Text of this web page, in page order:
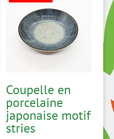
Coupelle en
porcelaine
japonaise motif
stries